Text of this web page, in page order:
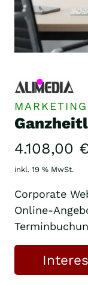
4.108,00
inkl. 19 % MwSt.
Corporate
Online-